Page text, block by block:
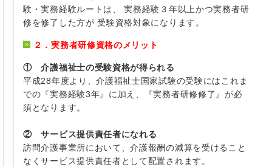
験・実務経験ルートは、 実務経験３年以上かつ実務者研
修を修了した方が 受験資格対象になります。
２．実務者研修資格のメリット
① 介護福祉士の受験資格が得られる
平成28年度より、介護福祉士国家試験の受験にはこれま
での『実務経験3年』に加え、『実務者研修修了』が必
須となります。
② サービス提供責任者になれる
訪問介護事業所において、介護報酬の減算を受けること
なくサービス提供責任者として配置されます。